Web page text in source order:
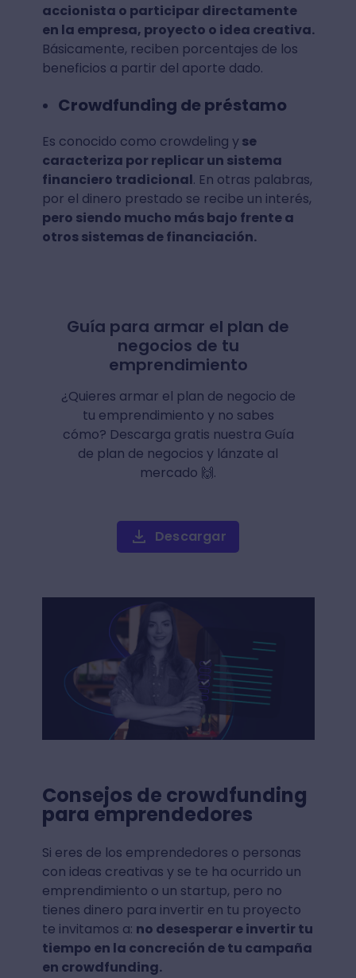
accionista o participar directamente
en la empresa, proyecto o idea creativa.
Básicamente, reciben porcentajes de los
beneficios a partir del aporte dado.
Crowdfunding de préstamo
Es conocido como crowdeling yse
caracteriza por replicar un sistema
financiero tradicional. En otras palabras,
por el dinero prestado se recibe un interés,
pero siendo mucho más bajo frente a
otros sistemas de financiación.
Guía para armar el plan de
negocios de tu
emprendimiento
¿Quieres armar el plan de negocio de
tu emprendimiento y no sabes
cómo? Descarga gratis nuestra Guía
de plan de negocios y lánzate al
mercado 🙌.
Descargar
Consejos de crowdfunding
para emprendedores
Si eres de los emprendedores o personas
con ideas creativas y se te ha ocurrido un
emprendimiento o un startup, pero no
tienes dinero para invertir en tu proyecto
te invitamos a: no desesperar e invertir tu
tiempo en la concreción de tu campaña
en crowdfunding.